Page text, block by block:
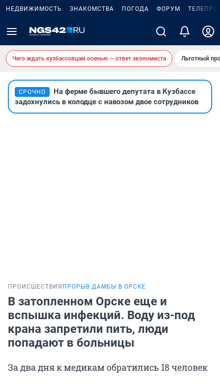
НЕДВИЖИМОСТЬ ЗНАКОМСТВА ПОГОДА ФОРУМ
Чего ждать кузбассовцам осенью — ответ экономиста Льготный
СРОЧНО
На ферме бывшего депутата в Кузбассе
задохнулись в колодце с навозом двое сотрудников
ПРОИСШЕСТВИЯ ПРОРЫВ ДАМБЫ В ОРСКЕ
В затопленном Орске еще и
вспышка инфекций. Воду из-под
крана запретили пить, люди
попадают в больницы
За два дня к медикам обратились 18 человек